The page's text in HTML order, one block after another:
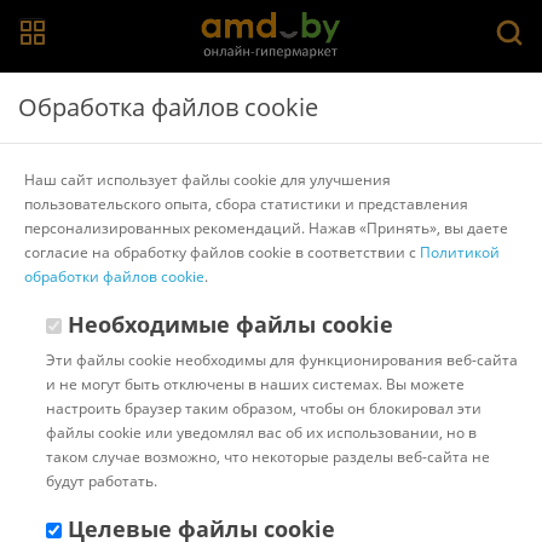
Главная > Каталог товаров Стайлеры
Выпрямитель Конусная плойка
Мультистайлер
Спиральная плойка
Расческа-стайлер Scarlett
Код: 11736 В наличии
Расчёска Beurer HT 15 против
вшей
10.00 ƃ
Обработка файлов cookie
Наш сайт использует файлы cookie для улучшения
пользовательского опыта, сбора статистики и представления
персонализированных рекомендаций. Нажав «Принять», вы даете
согласие на обработку файлов cookie в соответствии с Политикой
обработки файлов cookie.
Необходимые файлы cookie
Эти файлы cookie необходимы для функционирования веб-сайта
и не могут быть отключены в наших системах. Вы можете
настроить браузер таким образом, чтобы он блокировал эти
файлы cookie или уведомлял вас об их использовании, но в
таком случае возможно, что некоторые разделы веб-сайта не
будут работать.
Целевые файлы cookie